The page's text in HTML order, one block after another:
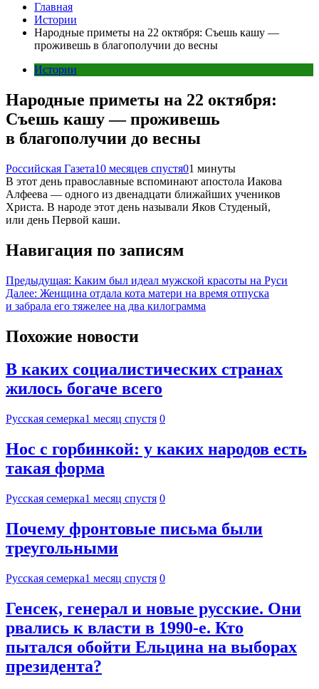
Главная
Истории
Народные приметы на 22 октября: Съешь кашу —
проживешь в благополучии до весны
Истории
Народные приметы на 22 октября:
Съешь кашу — проживешь
в благополучии до весны
Российская Газета10 месяцев спустя01 минуты
В этот день православные вспоминают апостола Иакова
Алфеева — одного из двенадцати ближайших учеников
Христа. В народе этот день называли Яков Студеный,
или день Первой каши.
Навигация по записям
Предыдущая: Каким был идеал мужской красоты на Руси
Далее: Женщина отдала кота матери на время отпуска
и забрала его тяжелее на два килограмма
Похожие новости
В каких социалистических странах
жилось богаче всего
Русская семерка1 месяц спустя 0
Нос с горбинкой: у каких народов есть
такая форма
Русская семерка1 месяц спустя 0
Почему фронтовые письма были
треугольными
Русская семерка1 месяц спустя 0
Генсек, генерал и новые русские. Они
рвались к власти в 1990-е. Кто
пытался обойти Ельцина на выборах
президента?